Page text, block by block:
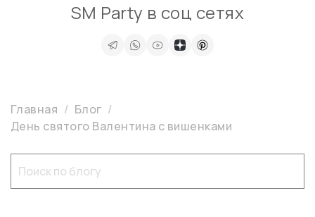
Главная
Блог
День святого Валентина с вишенками
SM Party в соц сетях